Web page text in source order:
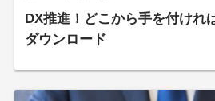
DX推進！どこから手を付けれ
ダウンロード